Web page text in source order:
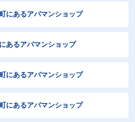
にあるアパマンショップ
あるアパマンショップ
にあるアパマンショップ
にあるアパマンショップ